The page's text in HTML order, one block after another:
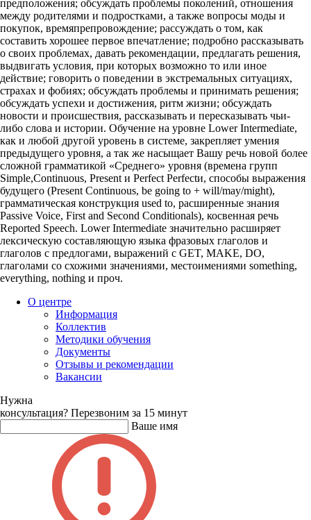
предположения; обсуждать проблемы поколений, отношения
между родителями и подростками, а также вопросы моды и
покупок, времяпрепровождение; рассуждать о том, как
составить хорошее первое впечатление; подробно рассказывать
о своих проблемах, давать рекомендации, предлагать решения,
выдвигать условия, при которых возможно то или иное
действие; говорить о поведении в экстремальных ситуациях,
страхах и фобиях; обсуждать проблемы и принимать решения;
обсуждать успехи и достижения, ритм жизни; обсуждать
новости и происшествия, рассказывать и пересказывать чьи-
либо слова и истории. Обучение на уровне Lower Intermediate,
как и любой другой уровень в системе, закрепляет умения
предыдущего уровня, а так же насыщает Вашу речь новой более
сложной грамматикой «Среднего» уровня (времена групп
Simple,Continuous, Present и Perfect Perfectи, способы выражения
будущего (Present Continuous, be going to + will/may/might),
грамматическая конструкция used to, расширенные знания
Passive Voice, First and Second Conditionals), косвенная речь
Reported Speech. Lower Intermediate значительно расширяет
лексическую составляющую языка фразовых глаголов и
глаголов с предлогами, выражений с GET, MAKE, DO,
глаголами со схожими значениями, местоимениями something,
everything, nothing и проч.
О центре
Информация
Коллектив
Методики обучения
Документы
Отзывы и рекомендации
Вакансии
Нужна
консультация? Перезвоним за 15 минут
Ваше имя